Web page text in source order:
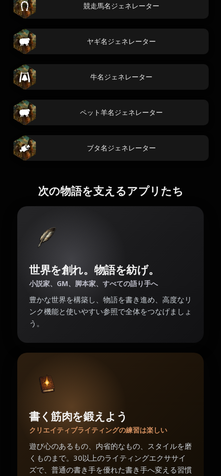
競走馬名ジェネレーター
ヤギ名ジェネレーター
牛名ジェネレーター
ペット羊名ジェネレーター
ブタ名ジェネレーター
次の物語を支えるアプリたち
世界を創れ。物語を紡げ。
小説家、GM、脚本家、すべての語り手へ
豊かな世界を構築し、物語を書き進め、高度なリ
ンク機能と使いやすい参照で全体をつなげましょ
う。
書く筋肉を鍛えよう
クリエイティブライティングの練習は楽しい
遊び心のあるもの、内省的なもの、スタイルを磨
くものまで。30以上のライティングエクササイ
ズで、普通の書き手を優れた書き手へ変える習慣